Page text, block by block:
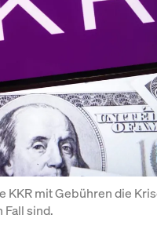
mit Gebühren die
sind.